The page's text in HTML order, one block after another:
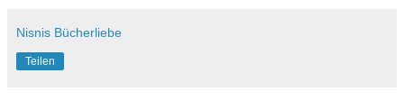
Nisnis Bücherliebe
Teilen